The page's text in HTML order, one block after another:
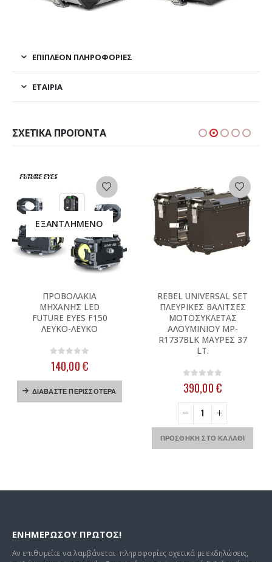
ΕΠΙΠΛΈΟΝ ΠΛΗΡΟΦΟΡΊΕΣ
ΕΤΑΙΡΊΑ
ΣΧΕΤΙΚΆ ΠΡΟΪΌΝΤΑ
ΕΞΑΝΤΛΗΜΈΝΟ
ΠΡΟΒΟΛΑΚΙΑ
ΜΗΧΑΝΗΣ LED
FUTURE EYES F150
ΛΕΥΚΟ-ΛΕΥΚΟ
0 out of 5
140,00€
ΔΙΑΒΆΣΤΕ ΠΕΡΙΣΣΌΤΕΡΑ
REBEL UNIVERSAL SET
ΠΛΕΥΡΙΚΕΣ ΒΑΛΙΤΣΕΣ
ΜΟΤΟΣΥΚΛΕΤΑΣ
ΑΛΟΥΜΙΝΙΟΥ MP-
R1737BLK ΜΑΥΡΕΣ 37
LT.
0 out of 5
390,00€
ΠΡΟΣΘΉΚΗ ΣΤΟ ΚΑΛΆΘΙ
ΕΝΗΜΕΡΩΣΟΥ ΠΡΩΤΟΣ!
Αν επιθυμείτε να λαμβάνεται πληροφορίες σχετικά με εκδηλώσεις,